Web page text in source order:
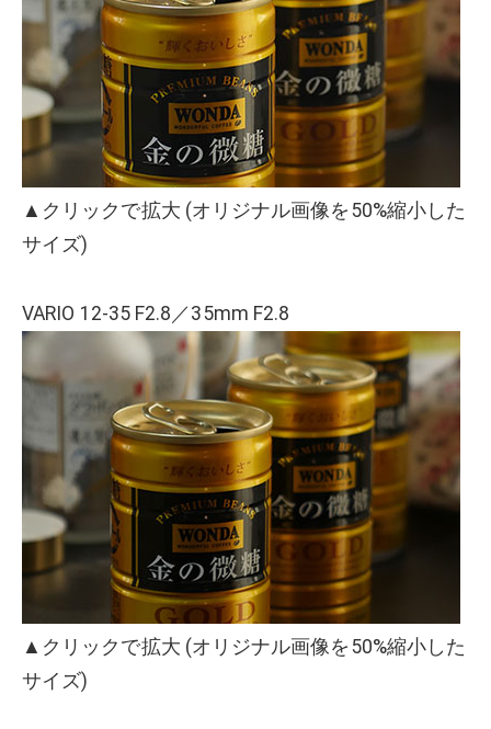
▲クリックで拡大 (オリジナル画像を50%縮小した
サイズ)
VARIO 12-35 F2.8／35mm F2.8
▲クリックで拡大 (オリジナル画像を50%縮小した
サイズ)